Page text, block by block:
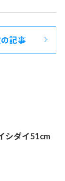
記事
シダイ51cm